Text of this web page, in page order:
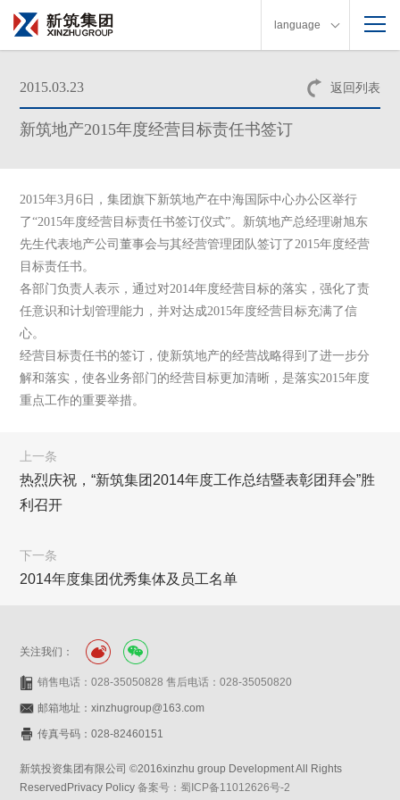
language
返回列表
2015.03.23
新筑地产2015年度经营目标责任书签订
2015年3月6 日 ，集团旗下新筑地产在中海国际中心办公区举行
了“2015年度经营目标责任书签订仪式”。新筑地产总经理谢旭东
先生代表地产公司董事会与其经营管理团队签订了2015年度经营
目标责任书。
各部门负责人表示，通过对2014年度经营目标的落实，强化了责
任意识和计划管理能力，并对达成2015年度经营目标充满了信
心。
经营目标责任书的签订，使新筑地产的经营战略得到了进一步分
解和落实，使各业务部门的经营目标更加清晰，是落实2015年度
重点工作的重要举措。
上一条
热烈庆祝，“新筑集团2014年度工作总结暨表彰团拜会”胜
利召开
下一条
2014年度集团优秀集体及员工名单
关注我们：
销售电话：028-35050828 售后电话：028-35050820
邮箱地址：xinzhugroup@163.com
传真号码：028-82460151
新筑投资集团有限公司 ©2016xinzhu group Development All Rights
ReservedPrivacy Policy备案号：蜀ICP备11012626号-2